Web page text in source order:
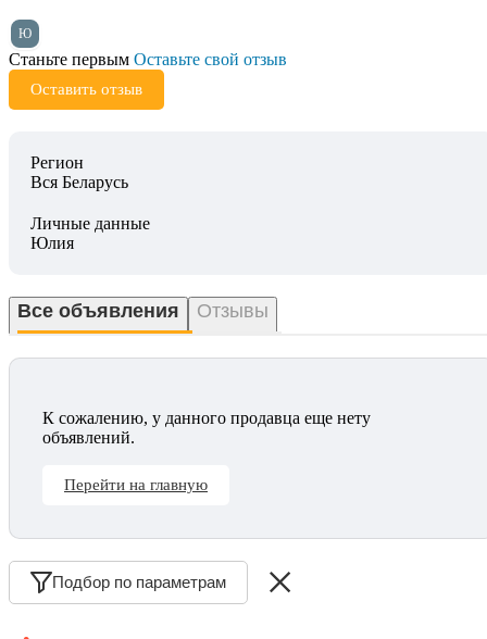
Ю
Станьте первым Оставьте свой отзыв
Оставить отзыв
Регион
Вся Беларусь
Личные данные
Юлия
Все объявления Отзывы
К сожалению, у данного продавца еще нету
объявлений.
Перейти на главную
Подбор по параметрам